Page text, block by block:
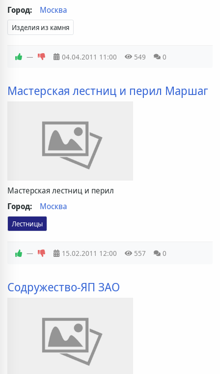
Город:
Москва
Изделия из камня
— 04.04.2011 11:00 549 0
Мастерская лестниц и перил Маршаг
Мастерская лестниц и перил
Город:
Москва
Лестницы
— 15.02.2011 12:00 557 0
Содружество-ЯП ЗАО